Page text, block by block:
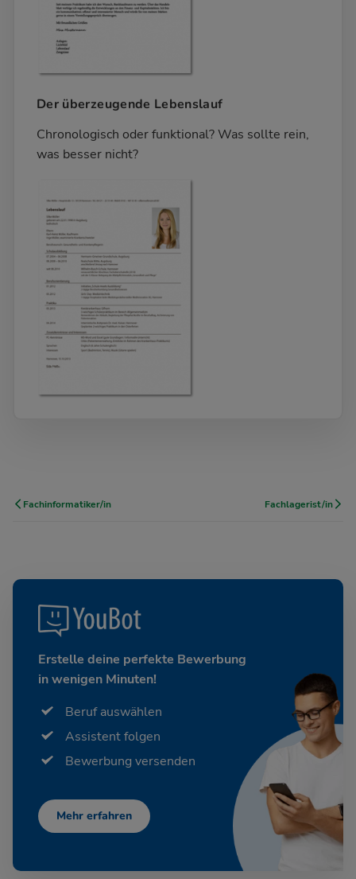
Der überzeugende Lebenslauf
Chronologisch oder funktional? Was sollte rein,
was besser nicht?
Fachinformatiker/in Fachlagerist/in
Erstelle deine perfekte Bewerbung
in wenigen Minuten!
Beruf auswählen
Assistent folgen
Bewerbung versenden
Mehr erfahren